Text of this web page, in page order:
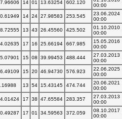
14 01 13.63254 602.120
00:00
14 24 27.98583 253.545
23.06.2024
00:00
13 43 26.45560 425.502
01.10.2010
00:00
17 16 25.66194 667.985
15.05.2016
00:00
15 08 39.99453 488.444
27.03.2013
00:00
15 20 46.94730 576.923
22.06.2025
00:00
13 54 15.43145 474.744
20.06.2021
00:00
17 38 47.65584 283.357
27.03.2013
00:00
17 01 34.59563 372.059
08.10.2017
00:00